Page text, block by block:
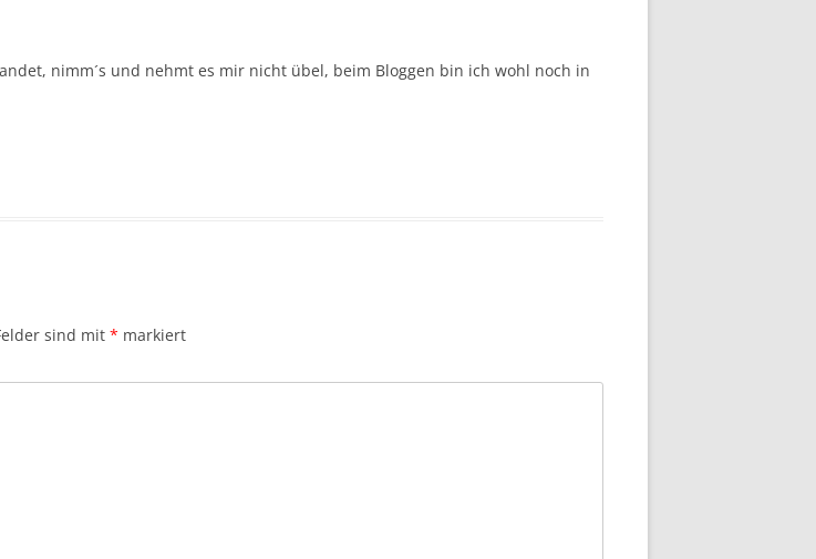
nimm´s und nehmt es mir nicht übel, beim Bloggen bin ich wohl noch in
sind mit * markiert